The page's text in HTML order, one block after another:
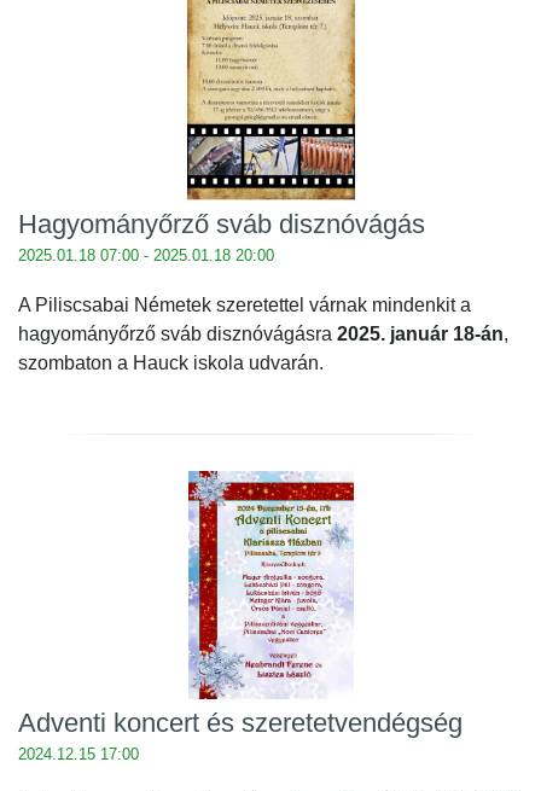
Hagyományőrző sváb disznóvágás
2025.01.18 07:00 - 2025.01.18 20:00
A Piliscsabai Németek szeretettel várnak mindenkit a
hagyományőrző sváb disznóvágásra 2025. január 18-án,
szombaton a Hauck iskola udvarán.
Adventi koncert és szeretetvendégség
2024.12.15 17:00